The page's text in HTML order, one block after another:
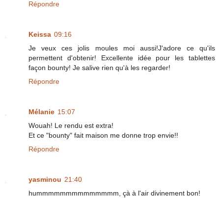
Répondre
Keissa 09:16
Je veux ces jolis moules moi aussi!J'adore ce qu'ils
permettent d'obtenir! Excellente idée pour les tablettes
façon bounty! Je salive rien qu'à les regarder!
Répondre
Mélanie 15:07
Wouah! Le rendu est extra!
Et ce "bounty" fait maison me donne trop envie!!
Répondre
yasminou 21:40
hummmmmmmmmmmmmm, çà à l'air divinement bon!